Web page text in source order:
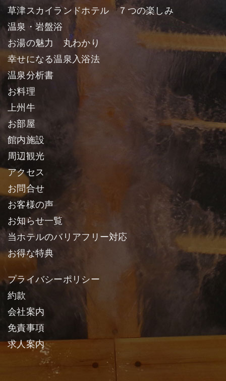
草津スカイランドホテル ７つの楽しみ
温泉・岩盤浴
お湯の魅力 丸わかり
幸せになる温泉入浴法
温泉分析書
お料理
上州牛
お部屋
館内施設
周辺観光
アクセス
お問合せ
お客様の声
お知らせ一覧
当ホテルのバリアフリー対応
お得な特典
プライバシーポリシー
約款
会社案内
免責事項
求人案内